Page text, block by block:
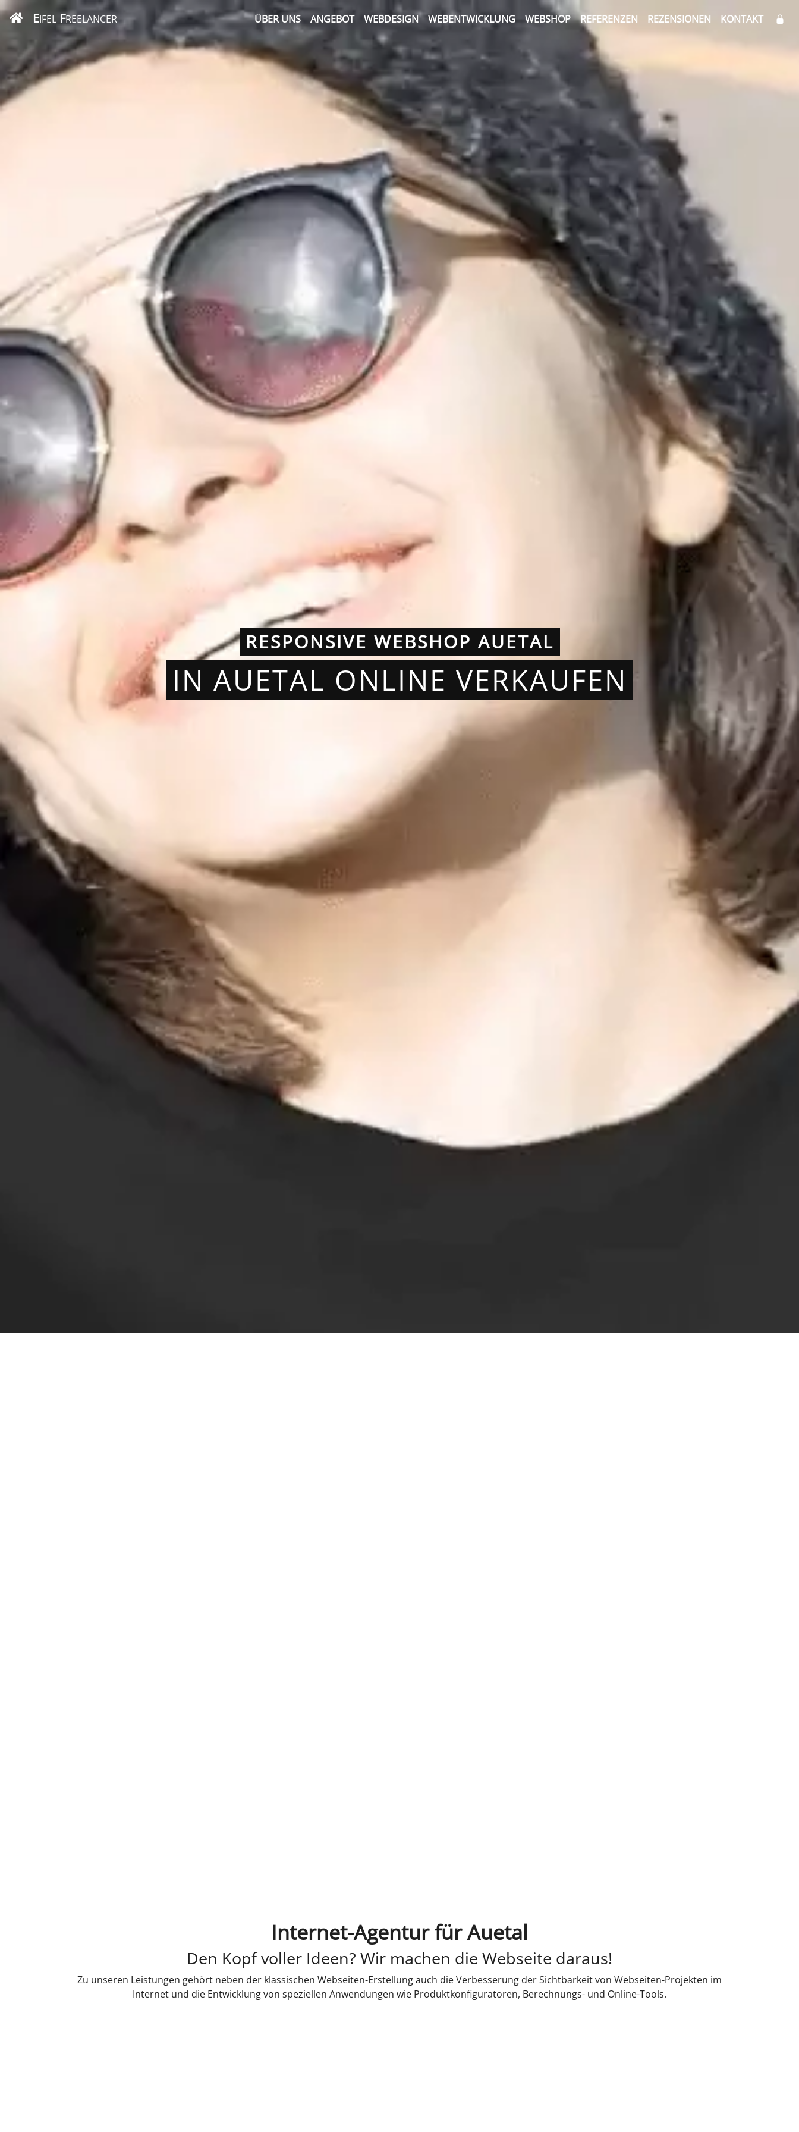
EIFEL FREELANCER ÜBER UNS ANGEBOT WEBDESIGN WEBENTWICKLUNG WEBSHOP REFERENZEN REZENSIONEN KONTAKT
RESPONSIVE WEBSHOP AUETAL
IN AUETAL ONLINE VERKAUFEN
Internet-Agentur für Auetal
Den Kopf voller Ideen? Wir machen die Webseite daraus!
Zu unseren Leistungen gehört neben der klassischen Webseiten-Erstellung auch die Verbesserung der Sichtbarkeit von Webseiten-Projekten im
Internet und die Entwicklung von speziellen Anwendungen wie Produktkonfiguratoren, Berechnungs- und Online-Tools.